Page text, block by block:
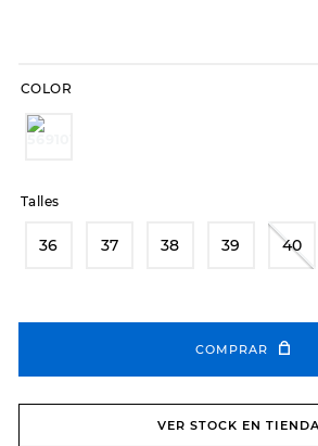
COLOR
Talles
36 37 38 39 40
COMPRAR
VER STOCK EN